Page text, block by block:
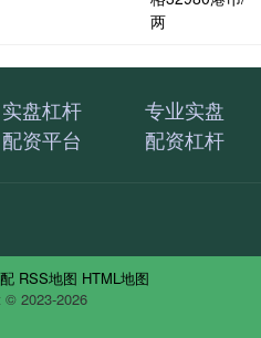
实盘杠杆
配资平台
专业实盘
配资杠杆
RSS地图 HTML地图
© 2023-2026